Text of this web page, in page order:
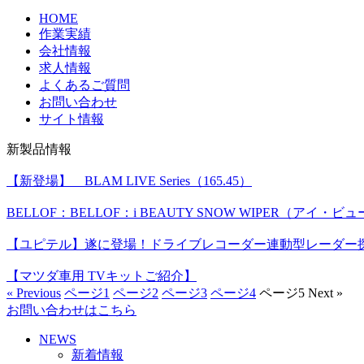
HOME
作業実績
会社情報
求人情報
よくあるご質問
お問い合わせ
サイト情報
新製品情報
【新登場】 BLAM LIVE Series（165.45）
BELLOF：BELLOF：i BEAUTY SNOW WIPER（アイ・ビュ
【ユピテル】遂に登場！ドライブレコーダー連動型レーダー
【マツダ車用 TVキットご紹介】
« Previous ページ1 ページ2 ページ3 ページ4 ページ5 Next »
お問い合わせはこちら
NEWS
新着情報